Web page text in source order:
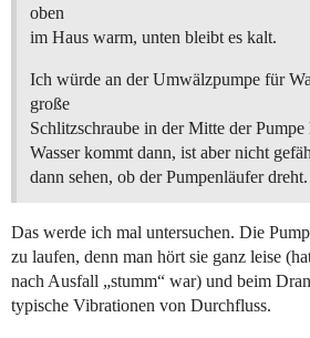
oben
im Haus warm, unten bleibt es kalt.
Ich würde an der Umwälzpumpe für
große
Schlitzschraube in der Mitte der Pumpe
Wasser kommt dann, ist aber nicht
dann sehen, ob der Pumpenläufer dreht.
Das werde ich mal untersuchen. Die
zu laufen, denn man hört sie ganz leise
nach Ausfall „stumm“ war) und beim
typische Vibrationen von Durchfluss.